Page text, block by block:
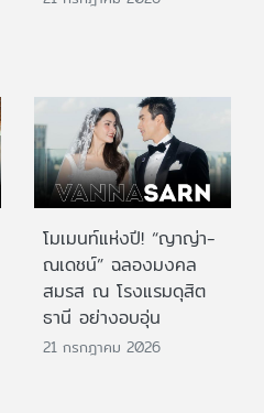
โมเมนท์แห่งปี! “ญาญ่า-
ณเดชน์” ฉลองมงคล
สมรส ณ โรงแรมดุสิต
ธานี อย่างอบอุ่น
21 กรกฎาคม 2026